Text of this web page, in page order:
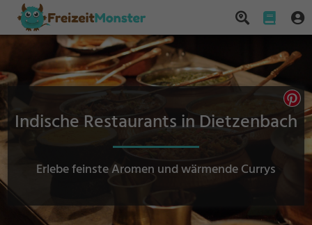
Indische Restaurants in Dietzenbach
Erlebe feinste Aromen und wärmende Currys